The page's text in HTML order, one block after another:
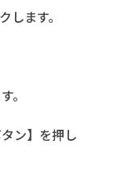
します。
。
ン】を押し